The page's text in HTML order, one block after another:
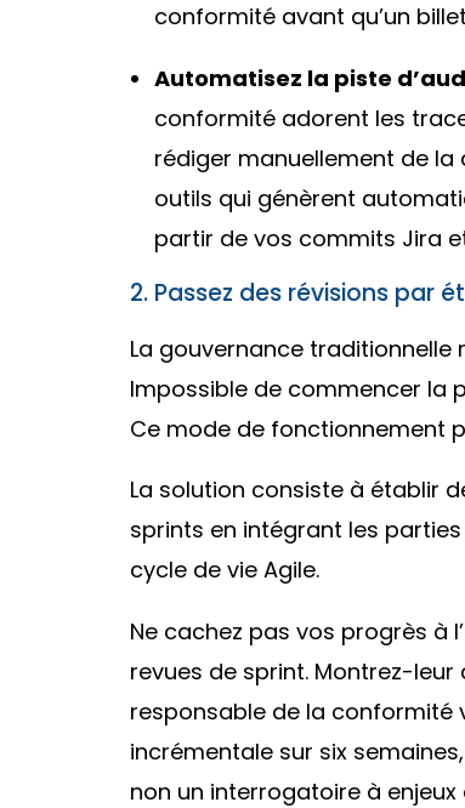
conformité avant qu’un
Automatisez la piste
conformité adorent les
rédiger manuellement de la
outils qui génèrent
partir de vos commits Jira
2. Passez des révisions par
La gouvernance
Impossible de commencer la
Ce mode de fonctionnement
La solution consiste à établir
sprints en intégrant les
cycle de vie Agile.
Ne cachez pas vos progrès à
revues de sprint. Montrez-leur
responsable de la conformité
incrémentale sur six
non un interrogatoire à enjeux